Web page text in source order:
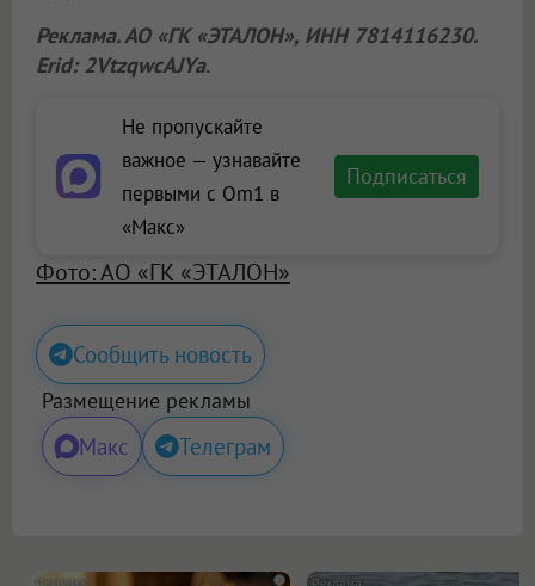
Реклама. АО «ГК «ЭТАЛОН», ИНН 7814116230.
Erid: 2VtzqwcAJYa.
Не пропускайте
важное — узнавайте
первыми с Om1 в
«Макс»
Подписаться
Фото: АО «ГК «ЭТАЛОН»
Сообщить новость
Размещение рекламы
Макс Телеграм
i